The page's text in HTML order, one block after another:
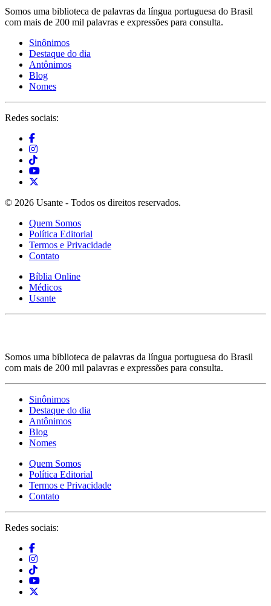
Somos uma biblioteca de palavras da língua portuguesa do Brasil
com mais de 200 mil palavras e expressões para consulta.
Sinônimos
Destaque do dia
Antônimos
Blog
Nomes
Redes sociais:
© 2026 Usante - Todos os direitos reservados.
Quem Somos
Política Editorial
Termos e Privacidade
Contato
Bíblia Online
Médicos
Usante
Somos uma biblioteca de palavras da língua portuguesa do Brasil
com mais de 200 mil palavras e expressões para consulta.
Sinônimos
Destaque do dia
Antônimos
Blog
Nomes
Quem Somos
Política Editorial
Termos e Privacidade
Contato
Redes sociais: